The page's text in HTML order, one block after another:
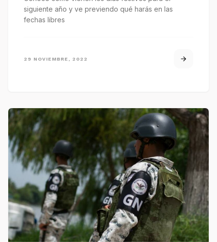
siguiente año y ve previendo qué harás en las
fechas libres
29 NOVIEMBRE, 2022